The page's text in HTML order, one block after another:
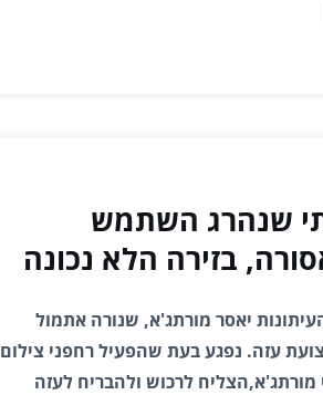
שנהרג השתמש
בזירה הלא נכונה
יאסר מורתג'א, שנורה אתמול
עזה. נפגע בעת שהפעיל רחפני צילום
לרכוש ולהבריח לעזה